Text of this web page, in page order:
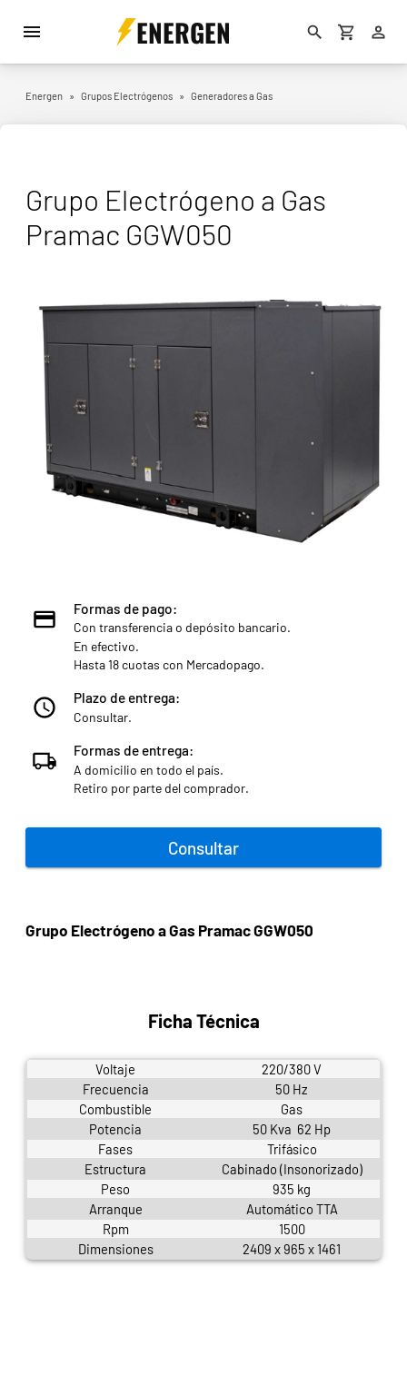
ENERGEN
Energen » Grupos Electrógenos » Generadores a Gas
Grupo Electrógeno a Gas
Pramac GGW050
Formas de pago:
Con transferencia o depósito bancario.
En efectivo.
Hasta 18 cuotas con Mercadopago.
Plazo de entrega:
Consultar.
Formas de entrega:
A domicilio en todo el país.
Retiro por parte del comprador.
Consultar
Grupo Electrógeno a Gas Pramac GGW050
Ficha Técnica
Voltaje
220/380 V
Frecuencia
50 Hz
Combustible
Gas
Potencia
50 Kva 62 Hp
Fases
Trifásico
Estructura
Cabinado (Insonorizado)
Peso
935 kg
Arranque
Automático TTA
Rpm
1500
Dimensiones
2409 x 965 x 1461